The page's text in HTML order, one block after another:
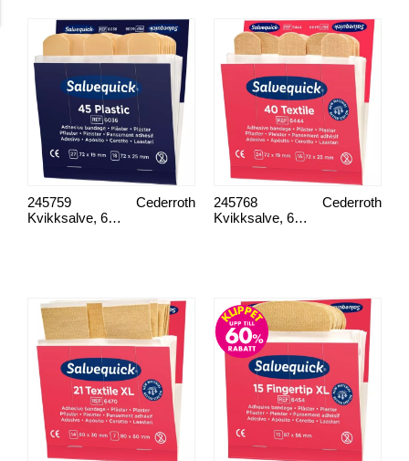
Kvikksalve, 6036
Cederroth
245759
Kvikksalve, 6444
Cederroth
245768